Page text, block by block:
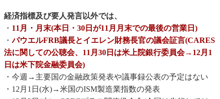
経済指標及び要人発言以外では、
・ 11月・月末(本日・30日が11月月末での最後の営業日)
・パウエルFRB議長とイエレン財務長官の議会証言(CARES
法に関しての公聴会、11月30日は米上院銀行委員会→12月1
日は米下院金融委員会)
・今週→主要国の金融政策発表や議事録公表の予定はない
・12月1日(水)→米国のISM製造業指数の発表